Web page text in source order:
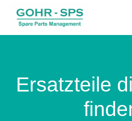
Ersatzteile